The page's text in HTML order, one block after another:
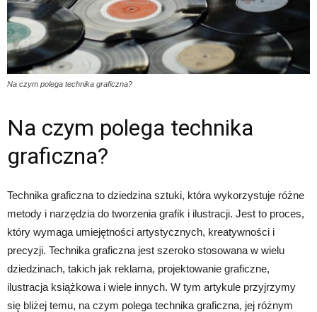
Na czym polega technika graficzna?
Na czym polega technika
graficzna?
Technika graficzna to dziedzina sztuki, która wykorzystuje różne
metody i narzędzia do tworzenia grafik i ilustracji. Jest to proces,
który wymaga umiejętności artystycznych, kreatywności i
precyzji. Technika graficzna jest szeroko stosowana w wielu
dziedzinach, takich jak reklama, projektowanie graficzne,
ilustracja książkowa i wiele innych. W tym artykule przyjrzymy
się bliżej temu, na czym polega technika graficzna, jej różnym